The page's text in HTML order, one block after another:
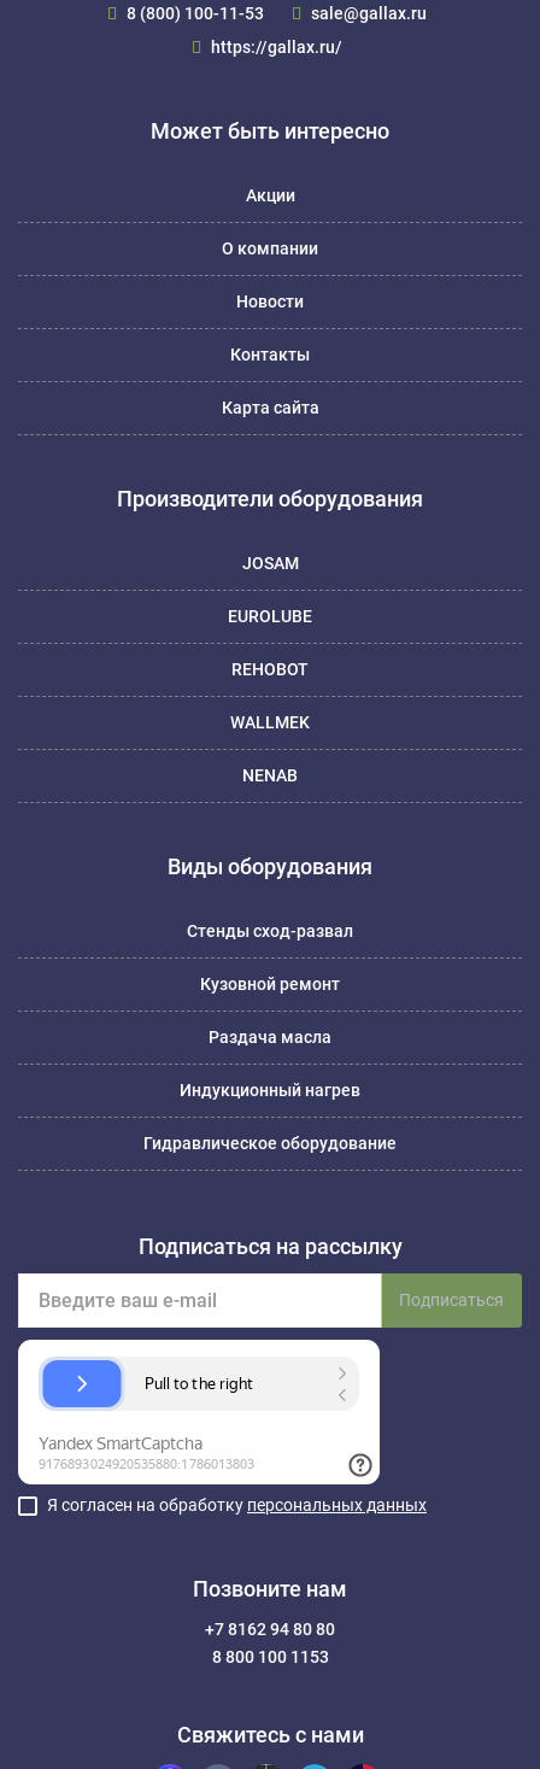
8 (800) 100-11-53
sale@gallax.ru
https://gallax.ru/
Может быть интересно
Акции
О компании
Новости
Контакты
Карта сайта
Производители оборудования
JOSAM
EUROLUBE
REHOBOT
WALLMEK
NENAB
Виды оборудования
Стенды сход-развал
Кузовной ремонт
Раздача масла
Индукционный нагрев
Гидравлическое оборудование
Подписаться на рассылку
Подписаться
Я согласен на обработку персональных данных
Позвоните нам
+7 8162 94 80 80
8 800 100 1153
Свяжитесь с нами